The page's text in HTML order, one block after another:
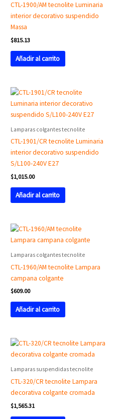
CTL-1900/AM tecnolite Luminaria
interior decorativo suspendido
Massa
$815.13
Añadir al carrito
Lamparas colgantes tecnolite
CTL-1901/CR tecnolite Luminaria
interior decorativo suspendido
S/L100-240V E27
$1,015.00
Añadir al carrito
Lamparas colgantes tecnolite
CTL-1960/AM tecnolite Lampara
campana colgante
$609.00
Añadir al carrito
Lamparas suspendidas tecnolite
CTL-320/CR tecnolite Lampara
decorativa colgante cromada
$1,565.31